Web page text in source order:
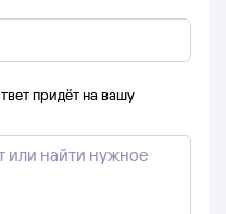
придёт на вашу